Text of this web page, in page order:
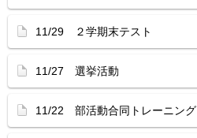
11/29 ２学期末テスト
11/27 選挙活動
11/22 部活動合同トレーニング